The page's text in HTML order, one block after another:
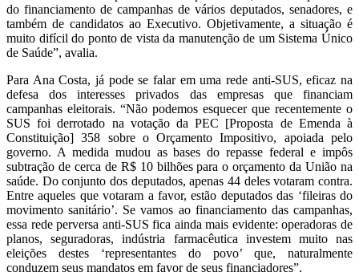
do financiamento de campanhas de vários deputados, senadores, e
também de candidatos ao Executivo. Objetivamente, a situação é
muito difícil do ponto de vista da manutenção de um Sistema Único
de Saúde”, avalia.
Para Ana Costa, já pode se falar em uma rede anti-SUS, eficaz na
defesa dos interesses privados das empresas que financiam
campanhas eleitorais. “Não podemos esquecer que recentemente o
SUS foi derrotado na votação da PEC [Proposta de Emenda à
Constituição] 358 sobre o Orçamento Impositivo, apoiada pelo
governo. A medida mudou as bases do repasse federal e impôs
subtração de cerca de R$ 10 bilhões para o orçamento da União na
saúde. Do conjunto dos deputados, apenas 44 deles votaram contra.
Entre aqueles que votaram a favor, estão deputados das ‘fileiras do
movimento sanitário’. Se vamos ao financiamento das campanhas,
essa rede perversa anti-SUS fica ainda mais evidente: operadoras de
planos, seguradoras, indústria farmacêutica investem muito nas
eleições destes ‘representantes do povo’ que, naturalmente
conduzem seus mandatos em favor de seus financiadores”.